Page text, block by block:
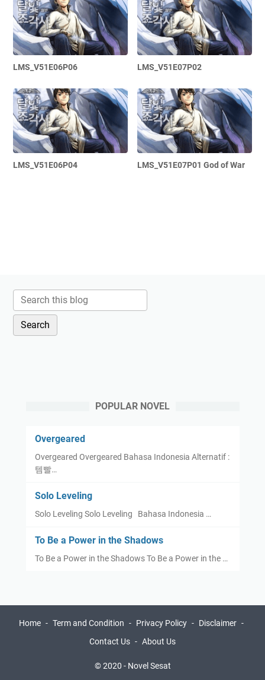
LMS_V51E06P06 LMS_V51E07P02
LMS_V51E06P04 LMS_V51E07P01 God of War
POPULAR NOVEL
Overgeared
Overgeared Overgeared Bahasa Indonesia Alternatif :
템빨…
Solo Leveling
Solo Leveling Solo Leveling Bahasa Indonesia …
To Be a Power in the Shadows
To Be a Power in the Shadows To Be a Power in the …
Home Term and Condition Privacy Policy
Disclaimer
Contact Us
About Us
© 2020 - Novel Sesat